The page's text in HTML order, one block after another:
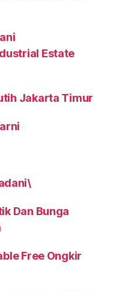
Estate
Jakarta Timur
Dan Bunga
Free Ongkir